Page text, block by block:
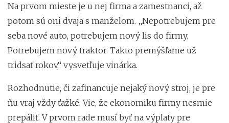
Na prvom mieste je u nej firma a zamestnanci, až
potom sú oni dvaja s manželom. „Nepotrebujem pre
seba nové auto, potrebujem nový lis do firmy.
Potrebujem nový traktor. Takto premýšľame už
tridsať rokov,“ vysvetľuje vinárka.
Rozhodnutie, či zafinancuje nejaký nový stroj, je pre
ňu vraj vždy ťažké. Vie, že ekonomiku firmy nesmie
prepáliť. V prvom rade musí byť na výplaty pre